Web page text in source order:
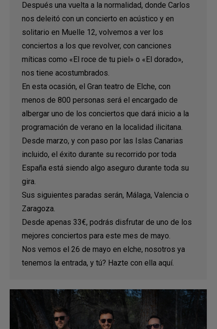
Después una vuelta a la normalidad, donde Carlos
nos deleitó con un concierto en acústico y en
solitario en Muelle 12, volvemos a ver los
conciertos a los que revolver, con canciones
míticas como «El roce de tu piel» o «El dorado»,
nos tiene acostumbrados.
En esta ocasión, el Gran teatro de Elche, con
menos de 800 personas será el encargado de
albergar uno de los conciertos que dará inicio a la
programación de verano en la localidad ilicitana.
Desde marzo, y con paso por las Islas Canarias
incluido, el éxito durante su recorrido por toda
España está siendo algo aseguro durante toda su
gira.
Sus siguientes paradas serán, Málaga, Valencia o
Zaragoza.
Desde apenas 33€, podrás disfrutar de uno de los
mejores conciertos para este mes de mayo.
Nos vemos el 26 de mayo en elche, nosotros ya
tenemos la entrada, y tú? Hazte con ella aquí.